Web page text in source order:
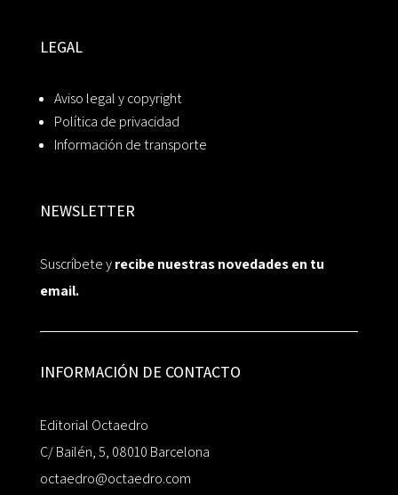
LEGAL
Aviso legal y copyright
Política de privacidad
Información de transporte
NEWSLETTER
Suscríbete yrecibe nuestras novedades en tu
email.
INFORMACIÓN DE CONTACTO
Editorial Octaedro
C/ Bailén, 5, 08010 Barcelona
octaedro@octaedro.com